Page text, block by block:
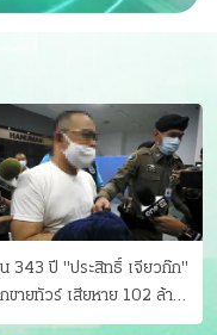
343 ปี "ประสิทธิ์ เจียวก๊ก"
ขายทัวร์ เสียหาย 102 ล้าน
อ 173 คน